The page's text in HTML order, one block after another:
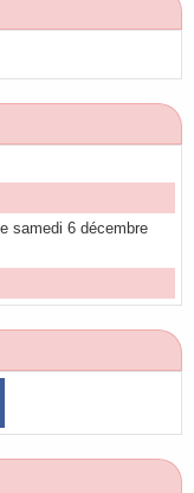
samedi 6 décembre